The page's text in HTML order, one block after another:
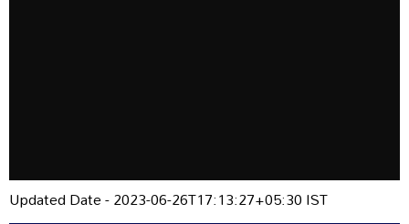
Updated Date - 2023-06-26T17:13:27+05:30 IST